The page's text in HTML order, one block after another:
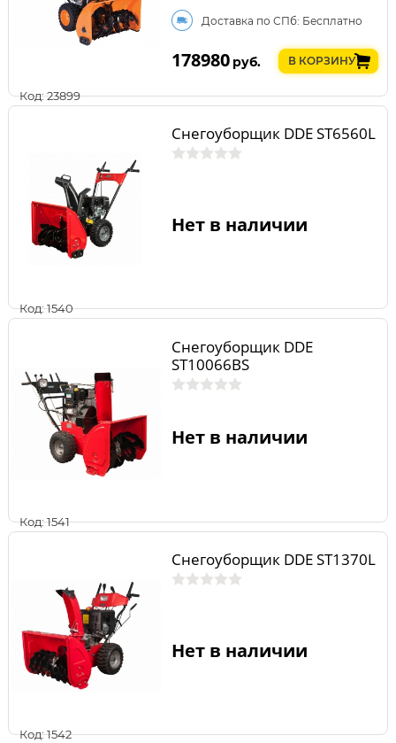
Код: 23899
Доставка по СПб: Бесплатно
178980 руб. В КОРЗИНУ
Код: 1540
Снегоуборщик DDE ST6560L
Нет в наличии
Код: 1541
Снегоуборщик DDE
ST10066BS
Нет в наличии
Код: 1542
Снегоуборщик DDE ST1370L
Нет в наличии